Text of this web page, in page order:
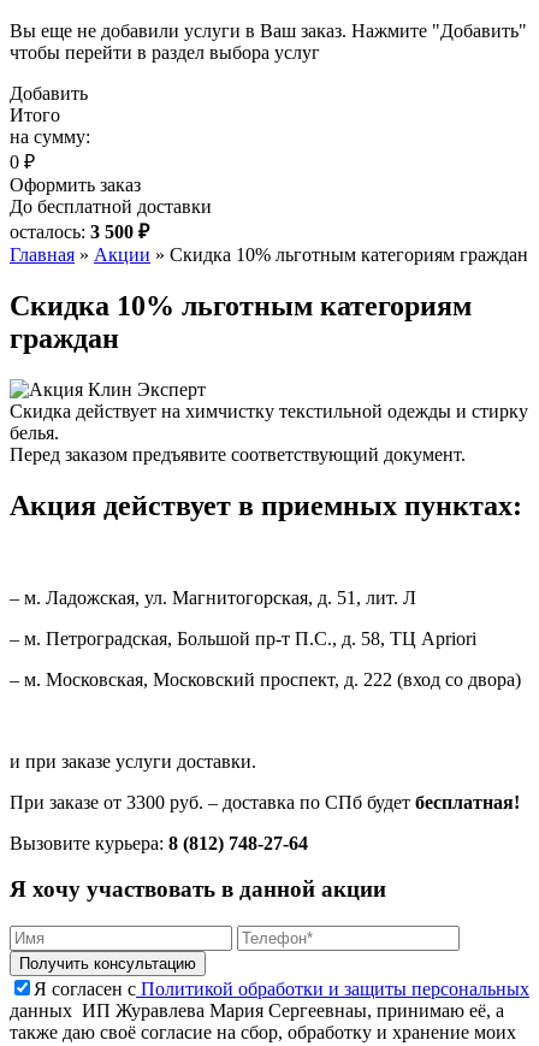
Вы еще не добавили услуги в Ваш заказ. Нажмите "Добавить"
чтобы перейти в раздел выбора услуг
Добавить
Итого
на сумму:
0 ₽
Оформить заказ
До бесплатной доставки
осталось: 3 500 ₽
Главная » Акции » Скидка 10% льготным категориям граждан
Скидка 10% льготным категориям
граждан
Скидка действует на химчистку текстильной одежды и стирку
белья.
Перед заказом предъявите соответствующий документ.
Акция действует в приемных пунктах:
– м. Ладожская, ул. Магнитогорская, д. 51, лит. Л
– м. Петроградская, Большой пр-т П.С., д. 58, ТЦ Apriori
– м. Московская, Московский проспект, д. 222 (вход со двора)
и при заказе услуги доставки.
При заказе от 3300 руб. – доставка по СПб будет бесплатная!
Вызовите курьера: 8 (812) 748-27-64
Я хочу участвовать в данной акции
Я согласен с Политикой обработки и защиты персональных
данных ИП Журавлева Мария Сергеевнаы, принимаю её, а
также даю своё согласие на сбор, обработку и хранение моих